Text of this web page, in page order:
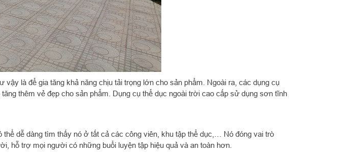
là để gia tăng khả năng chịu tải trọng lớn cho sản phẩm. Ngoài ra, các dụng cụ
thêm vẻ đẹp cho sản phẩm. Dụng cụ thể dục ngoài trời cao cấp sử dụng sơn tĩnh
dễ dàng tìm thấy nó ở tất cả các công viên, khu tập thể dục,… Nó đóng vai trò
hỗ trợ mọi người có những buổi luyện tập hiệu quả và an toàn hơn.